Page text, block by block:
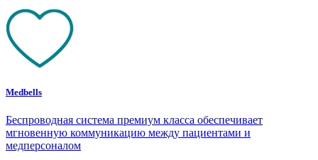
Medbells
Беспроводная система премиум класса обеспечивает
мгновенную коммуникацию между пациентами и
медперсоналом